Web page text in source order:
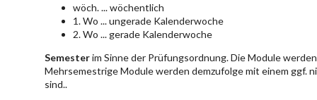
wöch. ... wöchentlich
1. Wo ... ungerade Kalenderwoche
2. Wo ... gerade Kalenderwoche
Semesterim Sinne der Prüfungsordnung. Die Module
Mehrsemestrige Module werden demzufolge mit einem ggf.
sind..